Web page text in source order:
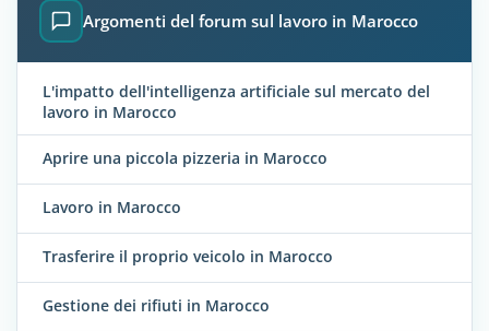
Argomenti del forum sul lavoro in Marocco
L'impatto dell'intelligenza artificiale sul mercato del
lavoro in Marocco
Aprire una piccola pizzeria in Marocco
Lavoro in Marocco
Trasferire il proprio veicolo in Marocco
Gestione dei rifiuti in Marocco